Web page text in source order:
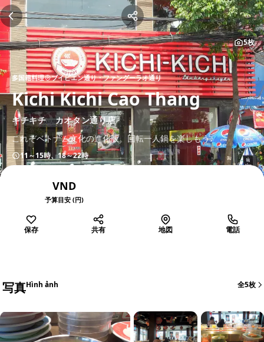
5枚
多国籍料理 ブイビエン通り・ファングーラオ通り
Kichi Kichi Cao Thang
キチキチ カオタン通り店
これぞベトナム文化の進化版。回転一人鍋を楽しもう♪
11～15時、18～22時
VND
予算目安 (円)
保存 共有 地図 電話
写真Hình ảnh 全5枚